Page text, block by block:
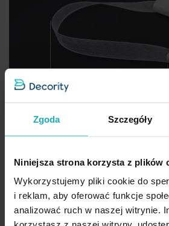
Zgoda Szczegóły
Niniejsza strona korzysta z plików
Wykorzystujemy pliki cookie do
i reklam, aby oferować funkcje
analizować ruch w naszej witrynie.
Upinacze do zasłon dekoracyjnych z